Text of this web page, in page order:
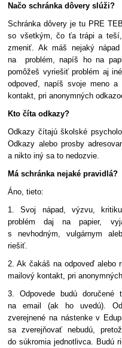
Načo schránka dôvery slúži?
Schránka dôvery je tu PRE
so všetkým, čo ťa trápi a
zmeniť. Ak máš nejaký
na problém, napíš ho na
pomôžeš vyriešiť problém aj
odpoveď, napíš svoje meno
kontakt, pri anonymných
Kto číta odkazy?
Odkazy čítajú školské
Odkazy alebo prosby
a nikto iný sa to nedozvie.
Má schránka nejaké pravidlá?
Áno, tieto:
1. Svoj nápad, výzvu,
problém daj na papier,
s nevhodným, vulgárnym
riešiť.
2. Ak čakáš na odpoveď alebo
mailový kontakt, pri
3. Odpovede budú
na email (ak ho uvedú).
zverejnené na nástenke v
sa zverejňovať nebudú,
do súkromia jednotlivca. Budú